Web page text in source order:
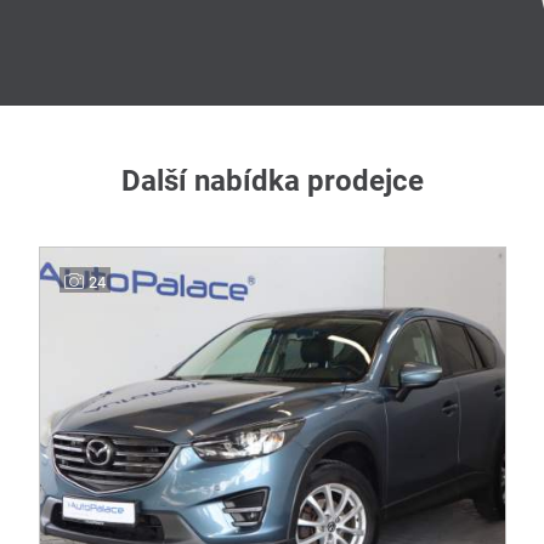
Další nabídka prodejce
24